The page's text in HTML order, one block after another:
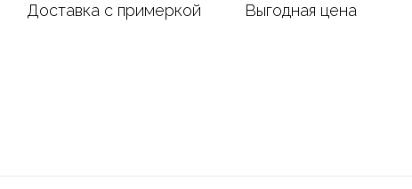
Доставка с примеркой Выгодная цена